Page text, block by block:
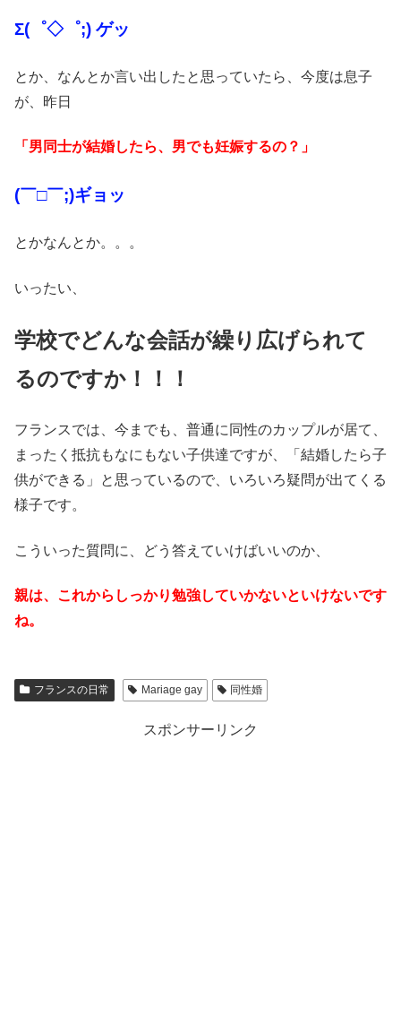
Σ(゜◇゜;) ゲッ
とか、なんとか言い出したと思っていたら、今度は息子
が、昨日
「男同士が結婚したら、男でも妊娠するの？」
(￣□￣;)ギョッ
とかなんとか。。。
いったい、
学校でどんな会話が繰り広げられて
るのですか！！！
フランスでは、今までも、普通に同性のカップルが居て、
まったく抵抗もなにもない子供達ですが、「結婚したら子
供ができる」と思っているので、いろいろ疑問が出てくる
様子です。
こういった質問に、どう答えていけばいいのか、
親は、これからしっかり勉強していかないといけないです
ね。
フランスの日常 Mariage gay 同性婚
スポンサーリンク